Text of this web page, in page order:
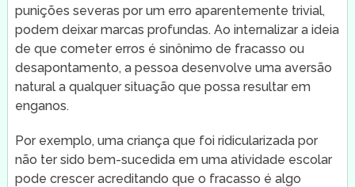
punições severas por um erro aparentemente trivial,
podem deixar marcas profundas. Ao internalizar a ideia
de que cometer erros é sinônimo de fracasso ou
desapontamento, a pessoa desenvolve uma aversão
natural a qualquer situação que possa resultar em
enganos.
Por exemplo, uma criança que foi ridicularizada por
não ter sido bem-sucedida em uma atividade escolar
pode crescer acreditando que o fracasso é algo